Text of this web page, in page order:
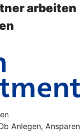
arbeiten
Anlegen, Ansparen